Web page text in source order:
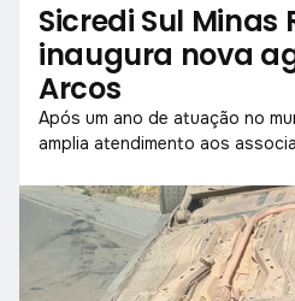
Sicredi Sul Minas
inaugura nova
Arcos
Após um ano de atuação no
amplia atendimento aos